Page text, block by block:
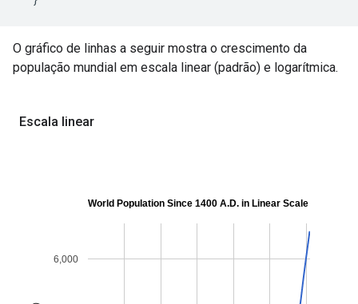
O gráfico de linhas a seguir mostra o crescimento da
população mundial em escala linear (padrão) e logarítmica.